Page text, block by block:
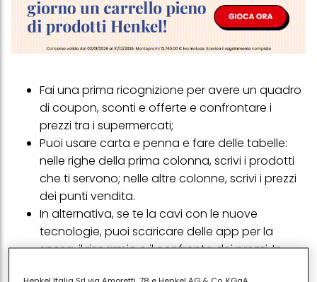
Fai una prima ricognizione per avere un quadro
di coupon, sconti e offerte e confrontare i
prezzi tra i supermercati;
Puoi usare carta e penna e fare delle tabelle:
nelle righe della prima colonna, scrivi i prodotti
che ti servono; nelle altre colonne, scrivi i prezzi
dei punti vendita.
In alternativa, se te la cavi con le nuove
tecnologie, puoi scaricare delle app per la
spesa, il risparmio e il confronto dei prezzi. In